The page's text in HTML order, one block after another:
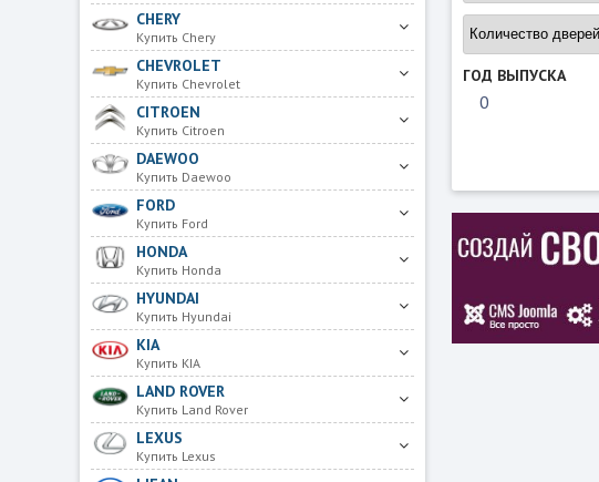
CHERY
Купить Chery
CHEVROLET
Купить Chevrolet
CITROEN
Купить Citroen
DAEWOO
Купить Daewoo
FORD
Купить Ford
HONDA
Купить Honda
HYUNDAI
Купить Hyundai
KIA
Купить KIA
LAND ROVER
Купить Land Rover
LEXUS
Купить Lexus
ГОД ВЫПУСКА